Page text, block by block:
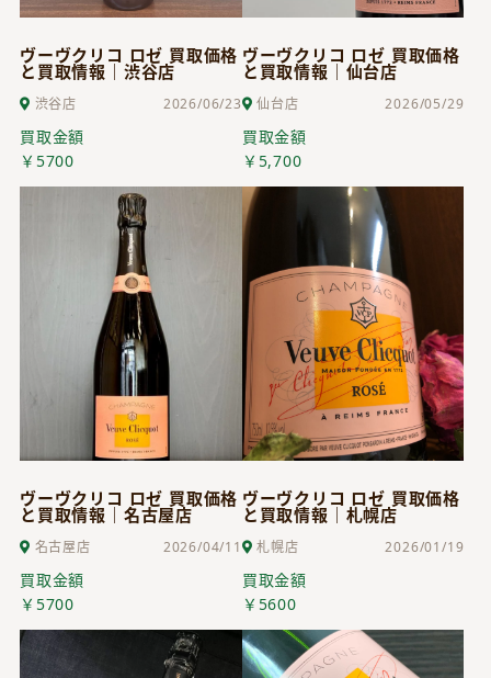
ヴーヴクリコ ロゼ 買取価格
と買取情報｜渋谷店
渋谷店 2026/06/23
買取金額
￥5700
ヴーヴクリコ ロゼ 買取価格
と買取情報｜仙台店
仙台店 2026/05/29
買取金額
￥5,700
ヴーヴクリコ ロゼ 買取価格
と買取情報｜名古屋店
名古屋店 2026/04/11
買取金額
￥5700
ヴーヴクリコ ロゼ 買取価格
と買取情報｜札幌店
札幌店 2026/01/19
買取金額
￥5600